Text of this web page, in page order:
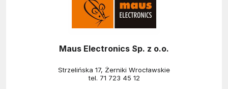
Maus Electronics Sp. z o.o.
Strzelińska 17, Żerniki Wrocławskie
tel. 71 723 45 12